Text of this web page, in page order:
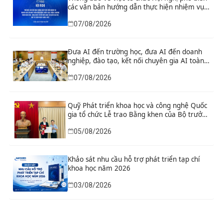
các văn bản hướng dẫn thực hiện nhiệm vụ
nghiên cứu và phát triển công nghệ chiến
lược thuộc Chương trình khoa học, công
07/08/2026
Đưa AI đến trường học, đưa AI đến doanh
nghiệp, đào tạo, kết nối chuyên gia AI toàn
cầu
07/08/2026
Quỹ Phát triển khoa học và công nghệ Quốc
gia tổ chức Lễ trao Bằng khen của Bộ trưởng
nhân có thành tích xuất sắc
05/08/2026
Khảo sát nhu cầu hỗ trợ phát triển tạp chí
khoa học năm 2026
03/08/2026